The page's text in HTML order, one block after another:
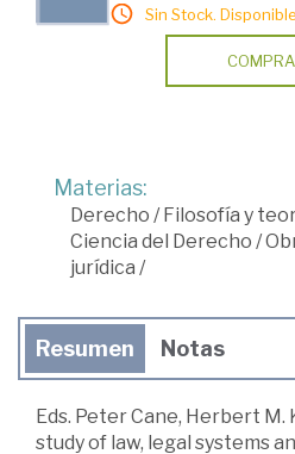
Sin Stock.
Materias:
Derecho / Filosofía y
Ciencia del Derecho /
jurídica /
Resumen Notas
Eds. Peter Cane, Herbert
study of law, legal systems